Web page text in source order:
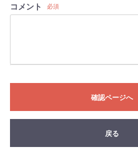
コメント 必須
確認ページへ
戻る